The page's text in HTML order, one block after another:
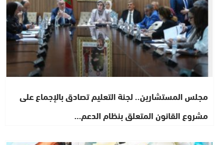
مجلس المستشارين.. لجنة التعليم تصادق بالإجماع على
مشروع القانون المتعلق بنظام الدعم…